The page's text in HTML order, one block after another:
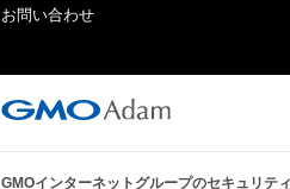
お問い合わせ
GMOインターネットグループのセキュリテ